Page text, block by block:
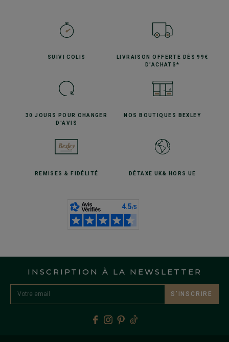
SUIVICOLIS LIVRAISON OFFERTE
DÈS 99€
D'ACHATS*
30 JOURS POURCHANGER
D'AVIS
NOS BOUTIQUES BEXLEY
REMISES& FIDÉLITÉ DÉTAXE UK& HORS UE
INSCRIPTION À LA NEWSLETTER
S’INSCRIRE